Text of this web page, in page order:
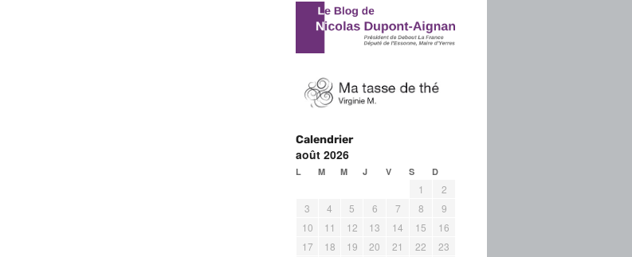
Calendrier
août 2026
L M M J V S D
1
2
3
4 5 6 7 8
9
10
11 12 13 14 15
16
17
18 19 20 21 22
23